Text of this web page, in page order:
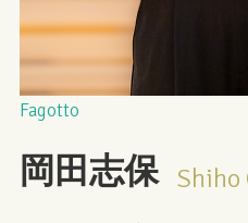
Fagotto
岡田志保 Shiho